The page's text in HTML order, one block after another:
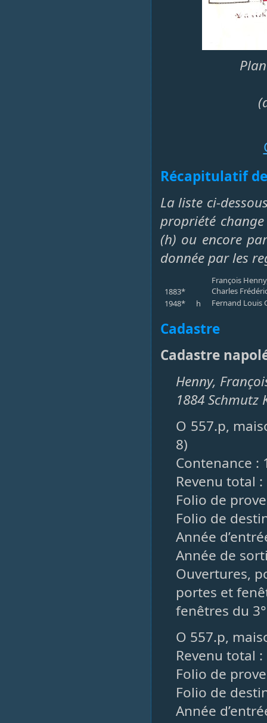
Récapitulatif
La liste ci-
propriété
(h) ou encore
donnée par les
François
1883*
Charles
1948*
h Fernand Louis
Cadastre
Cadastre
Henny,
1884
O 557.p,
8)
Contenance :
Revenu total
Folio de
Folio de
Année
Année de
Ouvertures,
portes et
fenêtres du
O 557.p,
Revenu total
Folio de
Folio de
Année